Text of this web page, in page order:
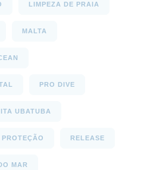
LIMPEZA DE PRAIA
MALTA
PRO DIVE
UBATUBA
PROTEÇÃO RELEASE
MAR